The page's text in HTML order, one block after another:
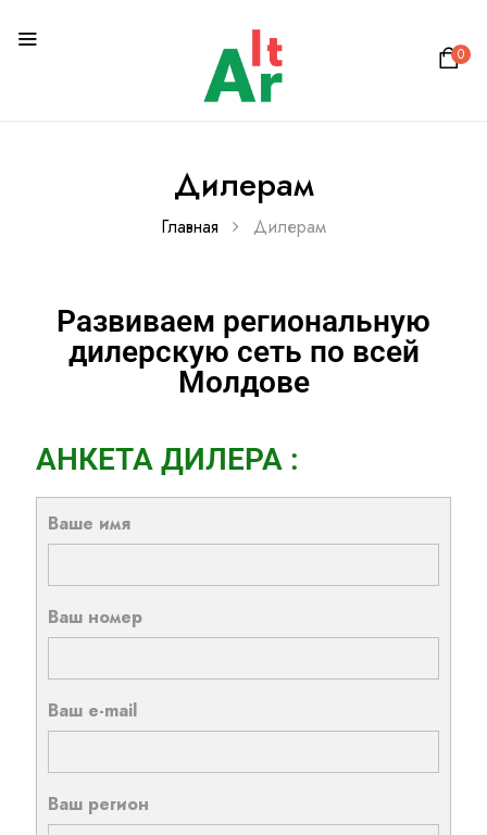
0
Дилерам
Главная Дилерам
Развиваем региональную
дилерскую сеть по всей
Молдове
АНКЕТА ДИЛЕРА :
Ваше имя
Ваш номер
Ваш e-mail
Ваш регион